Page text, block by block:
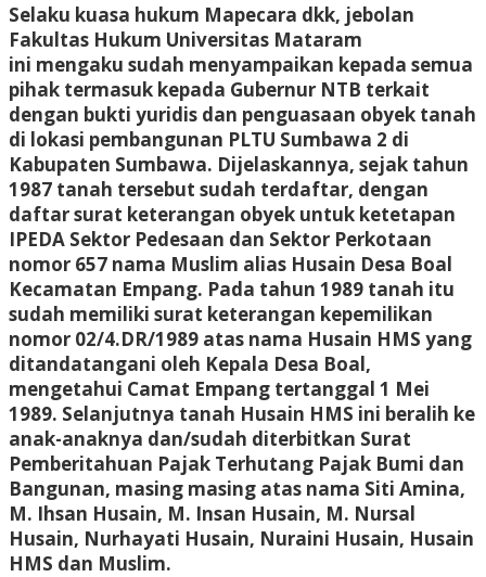
Selaku kuasa hukum Mapecara dkk, jebolan
Fakultas Hukum Universitas Mataram
ini mengaku sudah menyampaikan kepada semua
pihak termasuk kepada Gubernur NTB terkait
dengan bukti yuridis dan penguasaan obyek tanah
di lokasi pembangunan PLTU Sumbawa 2 di
Kabupaten Sumbawa. Dijelaskannya, sejak tahun
1987 tanah tersebut sudah terdaftar, dengan
daftar surat keterangan obyek untuk ketetapan
IPEDA Sektor Pedesaan dan Sektor Perkotaan
nomor 657 nama Muslim alias Husain Desa Boal
Kecamatan Empang. Pada tahun 1989 tanah itu
sudah memiliki surat keterangan kepemilikan
nomor 02/4.DR/1989 atas nama Husain HMS yang
ditandatangani oleh Kepala Desa Boal,
mengetahui Camat Empang tertanggal 1 Mei
1989. Selanjutnya tanah Husain HMS ini beralih ke
anak-anaknya dan/sudah diterbitkan Surat
Pemberitahuan Pajak Terhutang Pajak Bumi dan
Bangunan, masing masing atas nama Siti Amina,
M. Ihsan Husain, M. Insan Husain, M. Nursal
Husain, Nurhayati Husain, Nuraini Husain, Husain
HMS dan Muslim.